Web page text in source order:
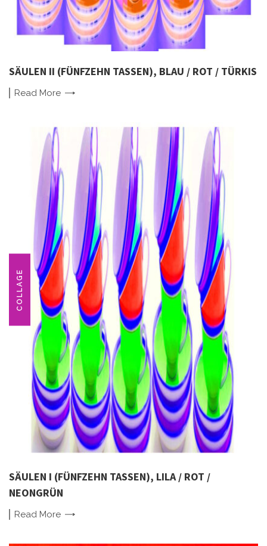
SÄULEN II (FÜNFZEHN TASSEN), BLAU / ROT / TÜRKIS
Read More
COLLAGE
SÄULEN I (FÜNFZEHN TASSEN), LILA / ROT /
NEONGRÜN
Read More